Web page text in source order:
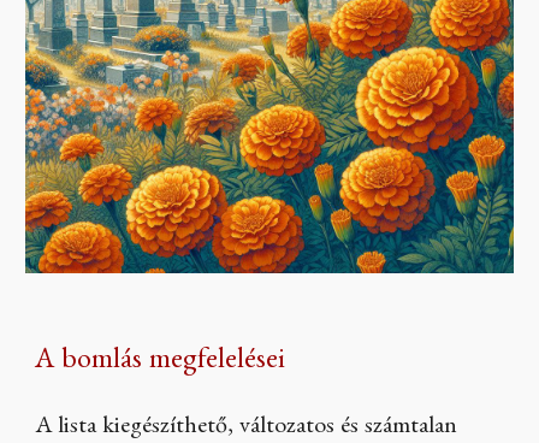
A bomlás megfelelései
A lista kiegészíthető, változatos és számtalan